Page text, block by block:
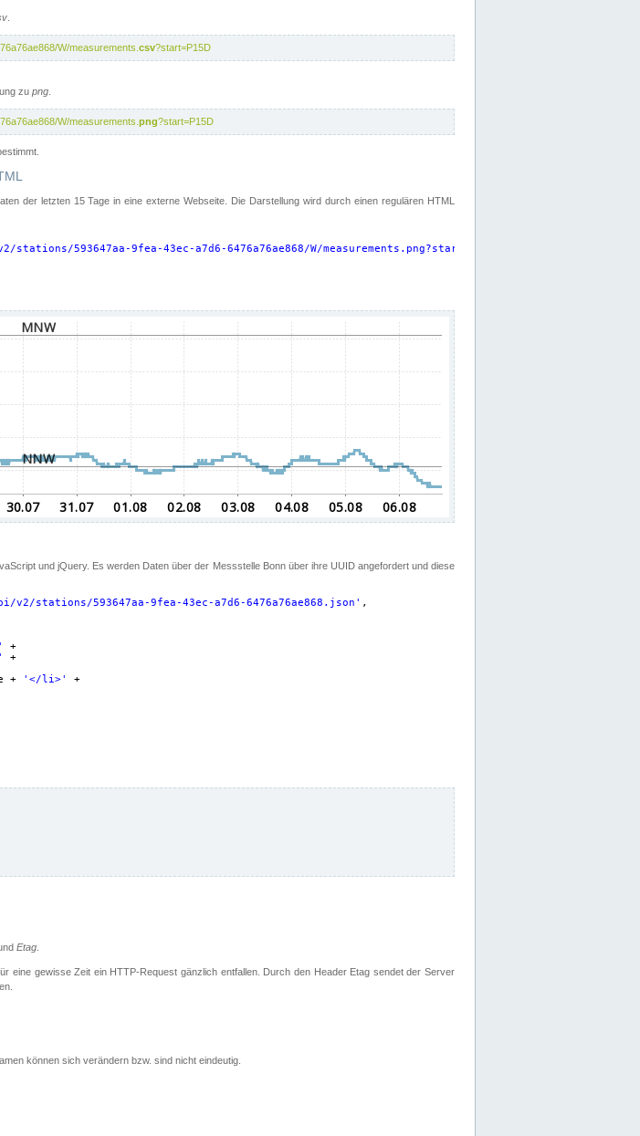
W/measurements. csv?start=P15D
zu png
W/measurements. png?start=P15D
der letzten 15 Tage in eine externe Webseite. Die Darstellung wird durch einen regulären HTML
593647aa-9fea-43ec-a7d6-6476a76ae868/W/measurements.png?start=P15D&width=925&height=220
und jQuery. Es werden Daten über der Messstelle Bonn über ihre UUID angefordert und diese
stations/593647aa-9fea-43ec-a7d6-6476a76ae868.json ' ,
+
+
+ '</li>'
+
Etag.
eine gewisse Zeit ein HTTP-Request gänzlich entfallen. Durch den Header Etag sendet der Server
können sich verändern bzw. sind nicht eindeutig.